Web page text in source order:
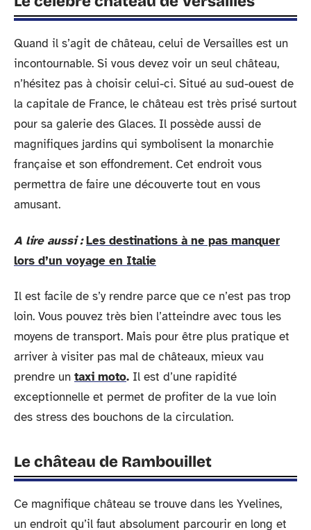
Quand il s’agit de château, celui de Versailles est un
incontournable. Si vous devez voir un seul château,
n’hésitez pas à choisir celui-ci. Situé au sud-ouest de
la capitale de France, le château est très prisé surtout
pour sa galerie des Glaces. Il possède aussi de
magnifiques jardins qui symbolisent la monarchie
française et son effondrement. Cet endroit vous
permettra de faire une découverte tout en vous
amusant.
A lire aussi : Les destinations à ne pas manquer
lors d’un voyage en Italie
Il est facile de s’y rendre parce que ce n’est pas trop
loin. Vous pouvez très bien l’atteindre avec tous les
moyens de transport. Mais pour être plus pratique et
arriver à visiter pas mal de châteaux, mieux vau
prendre un taxi moto. Il est d’une rapidité
exceptionnelle et permet de profiter de la vue loin
des stress des bouchons de la circulation.
Le château de Rambouillet
Ce magnifique château se trouve dans les Yvelines,
un endroit qu’il faut absolument parcourir en long et